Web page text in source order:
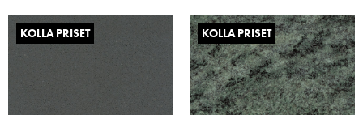
KOLLA PRISET KOLLA PRISET